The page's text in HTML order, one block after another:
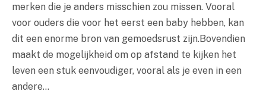
merken die je anders misschien zou missen. Vooral
voor ouders die voor het eerst een baby hebben, kan
dit een enorme bron van gemoedsrust zijn.Bovendien
maakt de mogelijkheid om op afstand te kijken het
leven een stuk eenvoudiger, vooral als je even in een
andere…